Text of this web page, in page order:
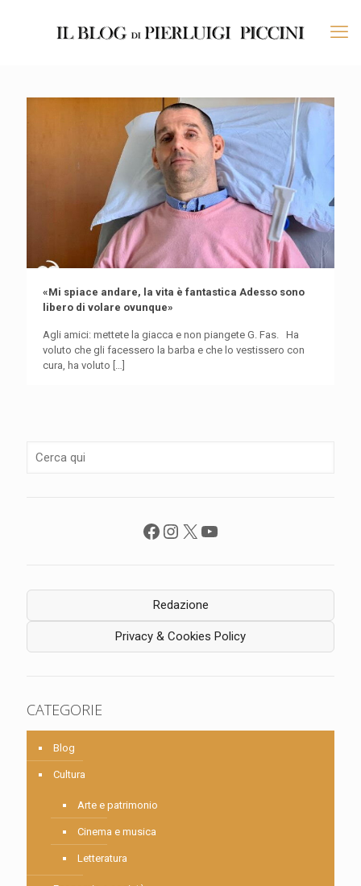
«Mi spiace andare, la vita è fantastica Adesso sono
libero di volare ovunque»
Agli amici: mettete la giacca e non piangete G. Fas. Ha
voluto che gli facessero la barba e che lo vestissero con
cura, ha voluto […]
Facebook
Instagram
X YouTube
Redazione
Privacy & Cookies Policy
CATEGORIE
Blog
Cultura
Arte e patrimonio
Cinema e musica
Letteratura